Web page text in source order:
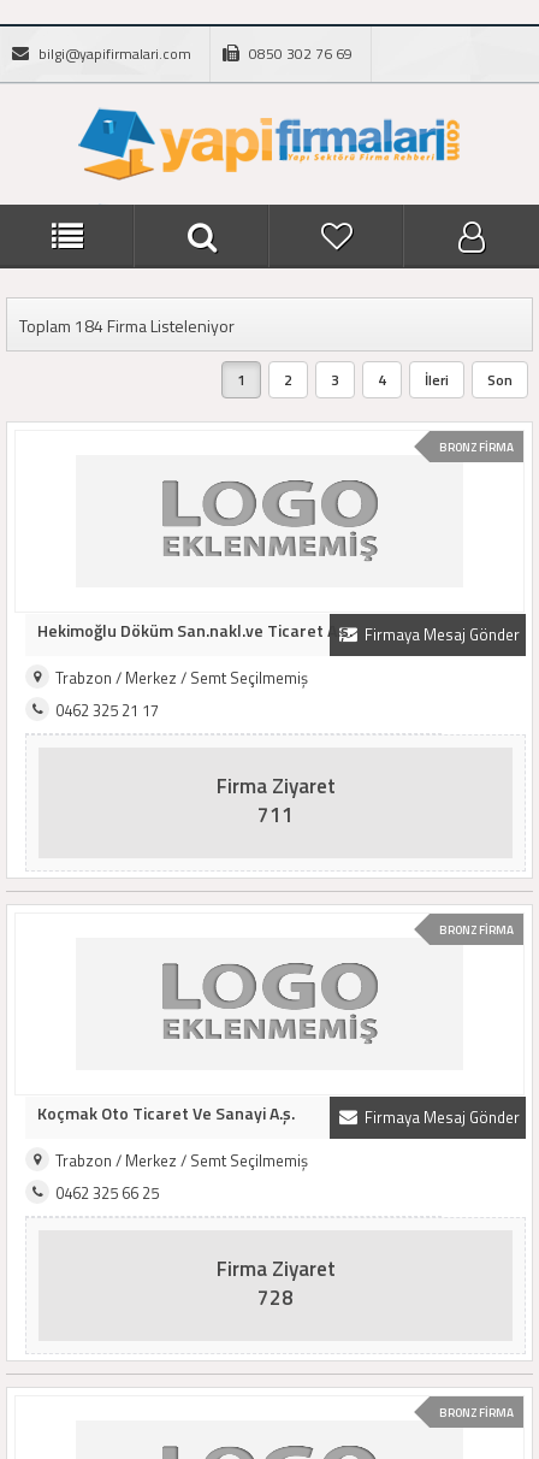
bilgi@yapifirmalari.com 0850 302 76 69
Toplam 184 Firma Listeleniyor
1 2 3 4 İleri Son
BRONZ FİRMA
Firmaya Mesaj Gönder
Hekimoğlu Döküm San.nakl.ve Ticaret A.ş.
Trabzon / Merkez / Semt Seçilmemiş
0462 325 21 17
Firma Ziyaret
711
BRONZ FİRMA
Firmaya Mesaj Gönder
Koçmak Oto Ticaret Ve Sanayi A.ş.
Trabzon / Merkez / Semt Seçilmemiş
0462 325 66 25
Firma Ziyaret
728
BRONZ FİRMA